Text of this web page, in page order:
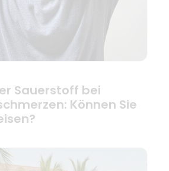
Sauerstoff bei
Können Sie